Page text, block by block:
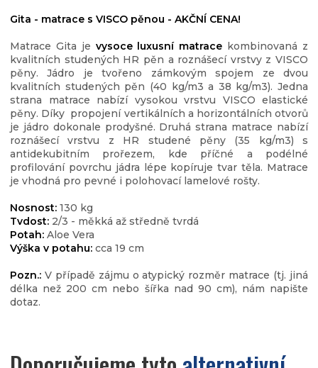
Gita - matrace s VISCO pěnou - AKČNÍ CENA!
Matrace Gita je vysoce luxusní matrace kombinovaná z
kvalitních studených HR pěn a roznášecí vrstvy z VISCO
pěny. Jádro je tvořeno zámkovým spojem ze dvou
kvalitních studených pěn (40 kg/m3 a 38 kg/m3). Jedna
strana matrace nabízí vysokou vrstvu VISCO elastické
pěny. Díky propojení vertikálních a horizontálních otvorů
je jádro dokonale prodyšné. Druhá strana matrace nabízí
roznášecí vrstvu z HR studené pěny (35 kg/m3) s
antidekubitním prořezem, kde příčné a podélné
profilování povrchu jádra lépe kopíruje tvar těla. Matrace
je vhodná pro pevné i polohovací lamelové rošty.
Nosnost: 130 kg
Tvdost: 2/3 - měkká až středně tvrdá
Potah: Aloe Vera
Výška v potahu: cca 19 cm
Pozn.: V případě zájmu o atypický rozměr matrace (tj. jiná
délka než 200 cm nebo šířka nad 90 cm), nám napište
dotaz.